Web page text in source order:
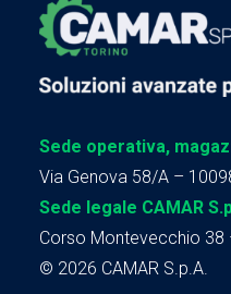
Sede operativa,
Via Genova 58/A –
Sede legale CAMAR
Corso Montevecchio 38
© 2026 CAMAR S.p.A.